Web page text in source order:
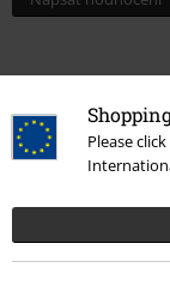
Please